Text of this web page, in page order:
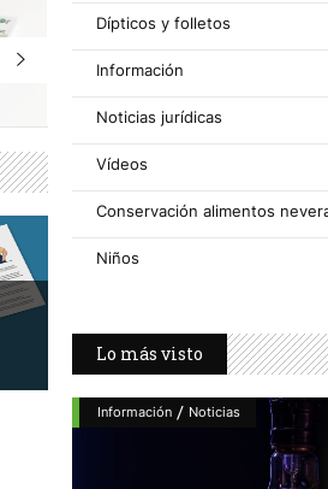
Dípticos y folletos
Información
Noticias jurídicas
Vídeos
Conservación alimentos
Niños
Lo más visto
Información / Noticias